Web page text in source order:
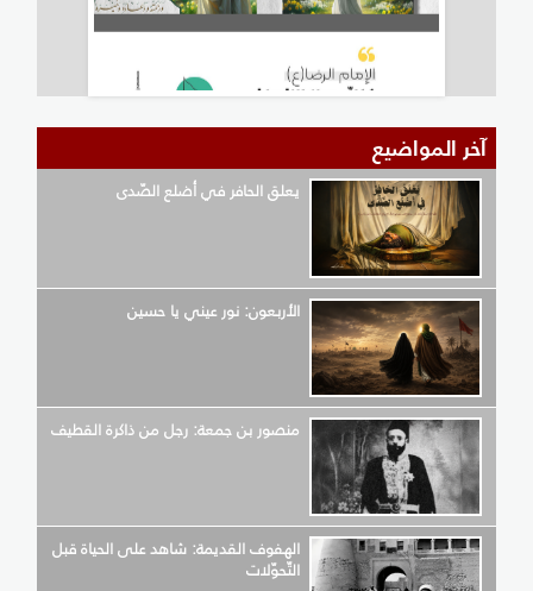
آخر المواضيع
يعلق الحافر في أضلع الصّدى
الأربعون: نور عيني يا حسين
منصور بن جمعة: رجل من ذاكرة القطيف
الهفوف القديمة: شاهد على الحياة قبل
التّحوّلات